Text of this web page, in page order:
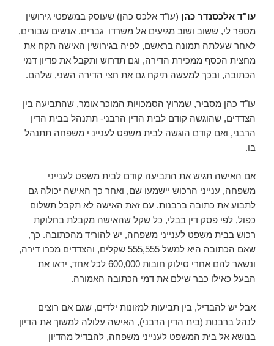
עו"ד אלכסנדר כהן (עו"ד אלכס כהן) שעוסק במשפטי גירושין
מספר לי, ששוב ושוב מגיעים אל משרדו גברים, אנשים שבורים,
לאחר שעלתה תמונה בראשם, לפיה בגירושין האישה תקח את
מחצית הכסף ממכירת הדירה, וגם תדרוש ותקבל את פדיון דמי
הכתובה, ובכך למעשה תיקח גם את חצי הדירה השני, שלהם.
עו"ד כהן מסביר, שמרוץ הסמכויות המוכר אומר, שהתביעה בין
הצדדים, שהוגשה קודם לבית הדין הרבני- תתנהל בבית הדין
הרבני, ואם קודם הוגשה לבית משפט לעניינ י משפחה תתנהל
בו.
אם האישה תגיש את התביעה קודם לבית משפט לענייני
משפחה, ענייני הרכוש יישמעו שם, ואחר כך האישה יכולה גם
לתבוע את כתובה ברבנות. עם זאת האישה לא תקבל תשלום
כפול, לפי פסק דין בבלי, כל שקל שהאישה מקבלת בחלוקת
רכוש בבית משפט לענייני משפחה, יש להוריד מהכתובה. כך,
שאם הכתובה היא למשל 555,555 שקלים, והצדדים מכרו דירה,
ונשאר להם אחרי סילוק חובות 600,000 לכל אחד, יראו את
הבעל כאילו כבר שילם את דמי הכתובה האמורה.
אבל יש להבדיל, בין תביעות למזונות ילדים, שגם אם רוצים
לנהל ברבנות (בית הדין הרבני), האישה עלולה למשוך את הדיון
בנושא אל בית המשפט לענייני משפחה, להבדיל מהדיון